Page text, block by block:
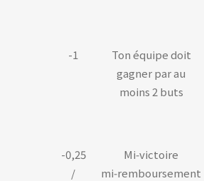
-1
Ton équipe doit
gagner par au
moins 2 buts
-0,25
/
Mi‑victoire
mi‑remboursement